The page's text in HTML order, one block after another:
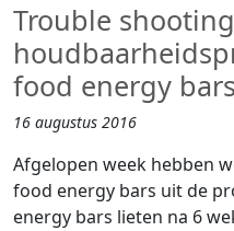
Trouble
food energy bars
16 augustus 2016
Afgelopen week hebben
food energy bars uit de
energy bars lieten na 6